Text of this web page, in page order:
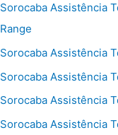
Sorocaba Assistência
Range
Sorocaba Assistência
Sorocaba Assistência
Sorocaba Assistência
Sorocaba Assistência